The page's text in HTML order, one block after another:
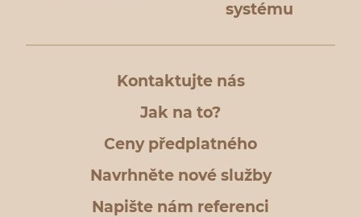
systému
Kontaktujte nás
Jak na to?
Ceny předplatného
Navrhněte nové služby
Napište nám referenci